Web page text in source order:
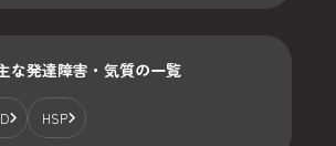
な発達障害・気質の一覧
HSP